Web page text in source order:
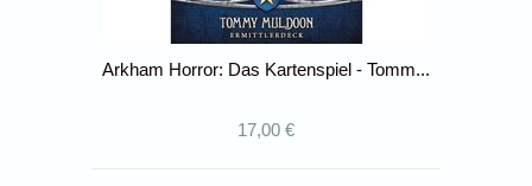
Arkham Horror: Das Kartenspiel - Tomm...
17,00 €